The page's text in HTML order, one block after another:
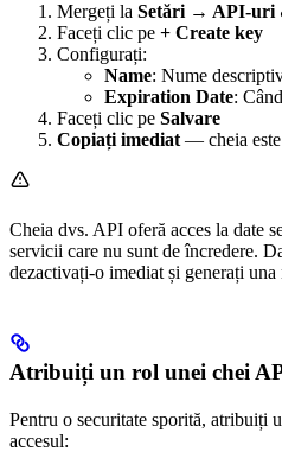
Mergeți la Setări → API-uri
Faceți clic pe + Create key
Configurați:
Name: Nume
Expiration Date:
Faceți clic pe Salvare
Copiați imediat — cheia este
Cheia dvs. API oferă acces la date
servicii care nu sunt de încredere.
dezactivați-o imediat și generați una
Atribuiți un rol unei chei
Pentru o securitate sporită, atribuiți
accesul: